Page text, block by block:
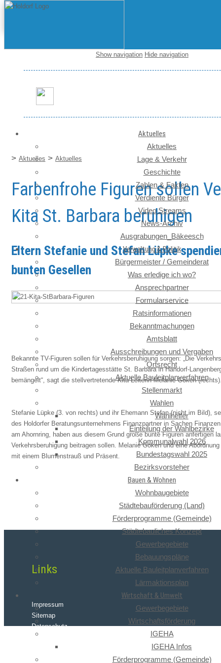
Show navigation Hide navigation
Aktuelles
Aktuelles
Lage & Verkehr
Geschichte
Zahlen & Fakten
Verdiente Bürger
Video Streams
News-Archiv
Ausgrabungen_Bäkeesch
Verwaltung & Politik
Bürgermeister / Gemeinderat
Was erledige ich wo?
Ansprechpartner
Formularservice
Ratsinformationen
Bekanntmachungen
Amtsblatt
Ausschreibungen und Vergaben
Ortsrecht
Aktuelle Bauleitplanverfahren
Stellenmarkt
Wahlen
Wahlhelfer
Einteilung der Wahlbezirke
Kommunalwahl 2026
Bundestagswahl 2025
Bezirksvorsteher
Bauen & Wohnen
Wohnbaugebiete
Städtebauförderung (Land)
Förderprogramme (Gemeinde)
Städtebauliches Konzept
Gewerbegebiete
Bebauungspläne
Aktuelle Bauleitplanverfahren
Lärmaktionsplan
Wirtschaft & Umwelt
Gewerbegebiete
Wirtschaftsförderung
IGEHA
IGEHA Infos
Förderprogramme (Gemeinde)
> Aktuelles > Aktuelles
Farbenfrohe Figuren sollen
Kita St. Barbara beruhigen
Eltern Stefanie und Stefan Lüpke
bunten Gesellen
Bekannte TV-Figuren sollen für Verkehrsberuhigung sorgen: „Die
Straßen rund um die Kindertagesstätte St. Barbara in Handorf-
bemängelt“, sagt die stellvertretende Kita-Leiterin Melanie Göken
Stefanie Lüpke (3. von rechts) und ihr Ehemann Stefan (nicht im Bild),
des Holdorfer Beratungsunternehmens Finanzpartner in Sachen
am Ahornring, haben aus diesem Grund große bunte Figuren anfertigen
Verkehrsberuhigung beitragen sollen. Melanie Göken und eine
mit einem Blumenstrauß und Präsent.
Links
Impressum
Sitemap
Datenschutz